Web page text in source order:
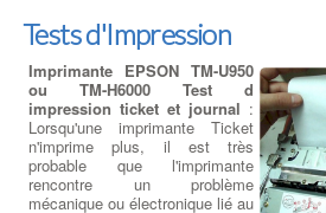
Tests d'Impression
Imprimante EPSON TM-U950
ou TM-H6000 Test d
impression ticket et journal :
Lorsqu'une imprimante Ticket
n'imprime plus, il est très
probable que l'imprimante
rencontre un problème
mécanique ou électronique lié au